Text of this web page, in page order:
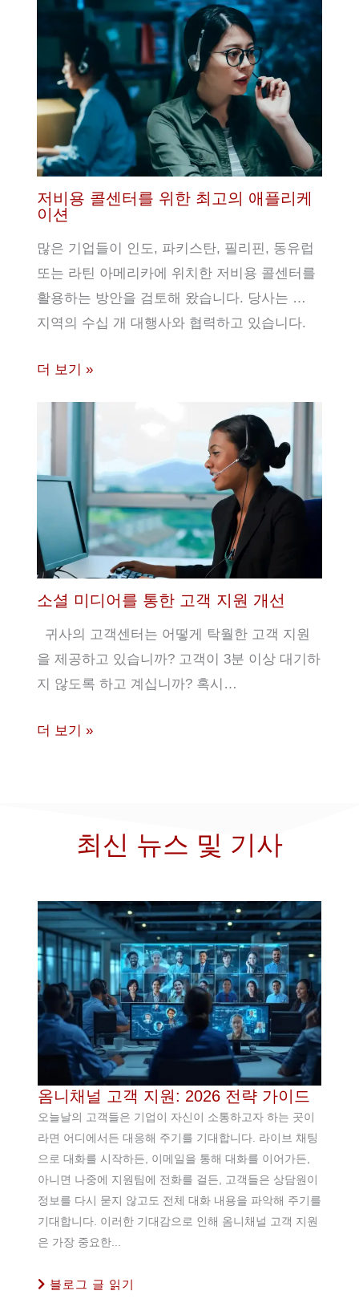
저비용 콜센터를 위한 최고의 애플리케
이션
많은 기업들이 인도, 파키스탄, 필리핀, 동유럽
또는 라틴 아메리카에 위치한 저비용 콜센터를
활용하는 방안을 검토해 왔습니다. 당사는 …
지역의 수십 개 대행사와 협력하고 있습니다.
더 보기 »
소셜 미디어를 통한 고객 지원 개선
귀사의 고객센터는 어떻게 탁월한 고객 지원
을 제공하고 있습니까? 고객이 3분 이상 대기하
지 않도록 하고 계십니까? 혹시…
더 보기 »
최신 뉴스 및 기사
옴니채널 고객 지원: 2026 전략 가이드
오늘날의 고객들은 기업이 자신이 소통하고자 하는 곳이
라면 어디에서든 대응해 주기를 기대합니다. 라이브 채팅
으로 대화를 시작하든, 이메일을 통해 대화를 이어가든,
아니면 나중에 지원팀에 전화를 걸든, 고객들은 상담원이
정보를 다시 묻지 않고도 전체 대화 내용을 파악해 주기를
기대합니다. 이러한 기대감으로 인해 옴니채널 고객 지원
은 가장 중요한...
블로그 글 읽기